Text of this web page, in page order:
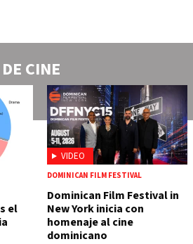
CINE
el
VIDEO
DOMINICAN FILM FESTIVAL
Dominican Film Festival in
New York inicia con
homenaje al cine
dominicano